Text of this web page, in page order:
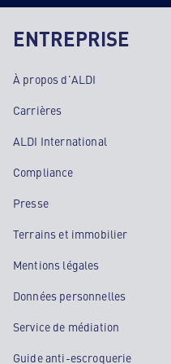
ENTREPRISE
À propos d'ALDI
Carrières
ALDI International
Compliance
Presse
Terrains et immobilier
Mentions légales
Données personnelles
Service de médiation
Guide anti-escroquerie